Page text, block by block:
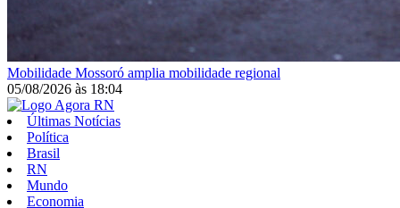
Mobilidade Mossoró amplia mobilidade regional
05/08/2026 às 18:04
Últimas Notícias
Política
Brasil
RN
Mundo
Economia